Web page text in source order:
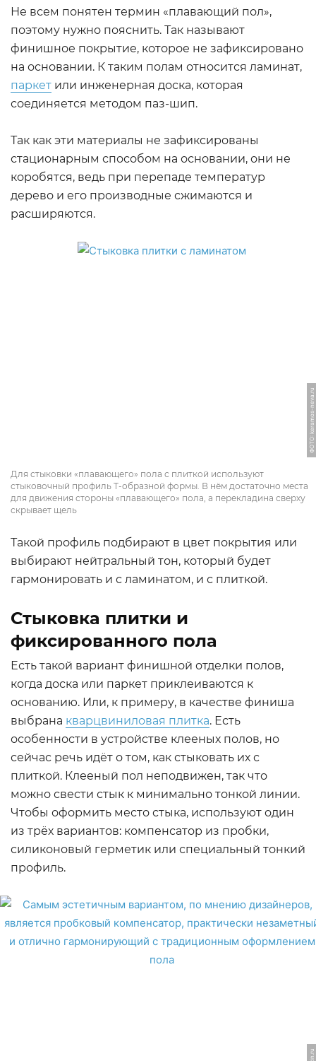
Не всем понятен термин «плавающий пол»,
поэтому нужно пояснить. Так называют
финишное покрытие, которое не зафиксировано
на основании. К таким полам относится ламинат,
паркет или инженерная доска, которая
соединяется методом паз-шип.
Так как эти материалы не зафиксированы
стационарным способом на основании, они не
коробятся, ведь при перепаде температур
дерево и его производные сжимаются и
расширяются.
ФОТО: keramos-neva.ru
Для стыковки «плавающего» пола с плиткой используют
стыковочный профиль Т-образной формы. В нём достаточно места
для движения стороны «плавающего» пола, а перекладина сверху
скрывает щель
Такой профиль подбирают в цвет покрытия или
выбирают нейтральный тон, который будет
гармонировать и с ламинатом, и с плиткой.
Стыковка плитки и
фиксированного пола
Есть такой вариант финишной отделки полов,
когда доска или паркет приклеиваются к
основанию. Или, к примеру, в качестве финиша
выбрана кварцвиниловая плитка. Есть
особенности в устройстве клееных полов, но
сейчас речь идёт о том, как стыковать их с
плиткой. Клееный пол неподвижен, так что
можно свести стык к минимально тонкой линии.
Чтобы оформить место стыка, используют один
из трёх вариантов: компенсатор из пробки,
силиконовый герметик или специальный тонкий
профиль.